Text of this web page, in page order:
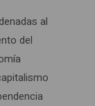
al
del